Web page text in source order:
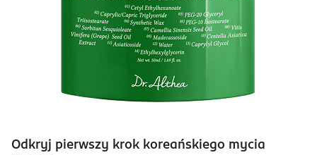
Odkryj pierwszy krok koreańskiego mycia